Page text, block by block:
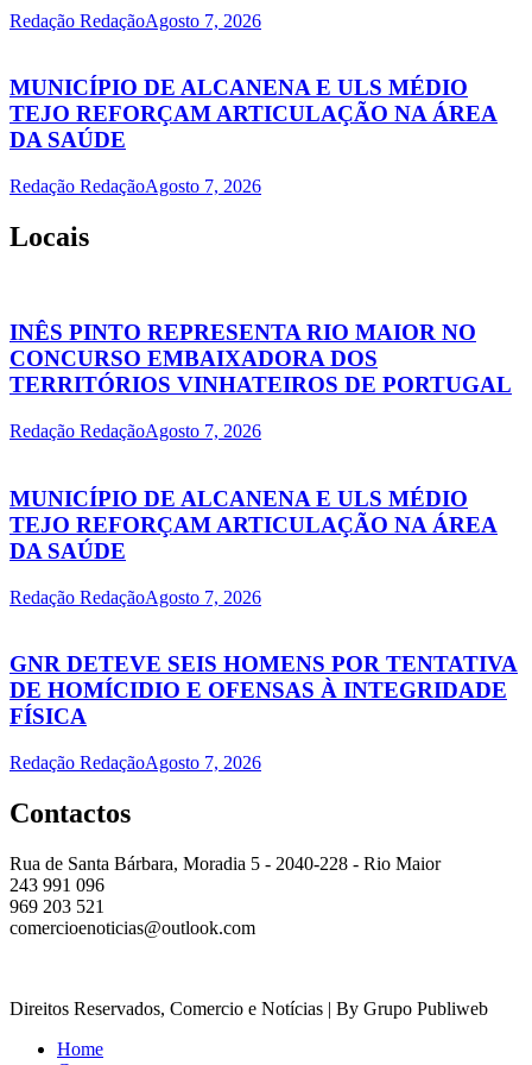
Redação RedaçãoAgosto 7, 2026
MUNICÍPIO DE ALCANENA E ULS MÉDIO
TEJO REFORÇAM ARTICULAÇÃO NA ÁREA
DA SAÚDE
Redação RedaçãoAgosto 7, 2026
Locais
INÊS PINTO REPRESENTA RIO MAIOR NO
CONCURSO EMBAIXADORA DOS
TERRITÓRIOS VINHATEIROS DE PORTUGAL
Redação RedaçãoAgosto 7, 2026
MUNICÍPIO DE ALCANENA E ULS MÉDIO
TEJO REFORÇAM ARTICULAÇÃO NA ÁREA
DA SAÚDE
Redação RedaçãoAgosto 7, 2026
GNR DETEVE SEIS HOMENS POR TENTATIVA
DE HOMÍCIDIO E OFENSAS À INTEGRIDADE
FÍSICA
Redação RedaçãoAgosto 7, 2026
Contactos
Rua de Santa Bárbara, Moradia 5 - 2040-228 - Rio Maior
243 991 096
969 203 521
comercioenoticias@outlook.com
Direitos Reservados, Comercio e Notícias | By Grupo Publiweb
Home